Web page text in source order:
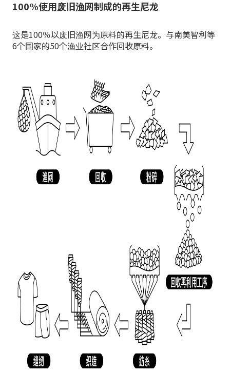
100%使用废旧渔网制成的再生尼龙
这是100％以废旧渔网为原料的再生尼龙。与南美智利等
6个国家的50个渔业社区合作回收原料。